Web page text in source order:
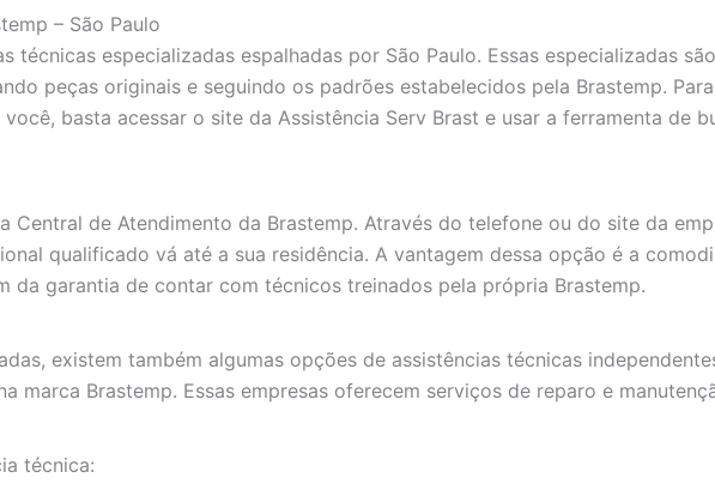
– São Paulo
técnicas especializadas espalhadas por São Paulo. Essas especializadas
peças originais e seguindo os padrões estabelecidos pela Brastemp.
basta acessar o site da Assistência Serv Brast e usar a ferramenta de
Central de Atendimento da Brastemp. Através do telefone ou do site da
qualificado vá até a sua residência. A vantagem dessa opção é a
da garantia de contar com técnicos treinados pela própria Brastemp.
existem também algumas opções de assistências técnicas
marca Brastemp. Essas empresas oferecem serviços de reparo e
técnica: